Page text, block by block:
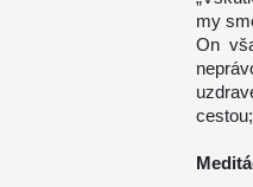
my
On